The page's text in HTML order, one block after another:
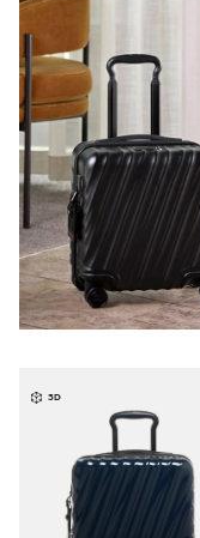
3D